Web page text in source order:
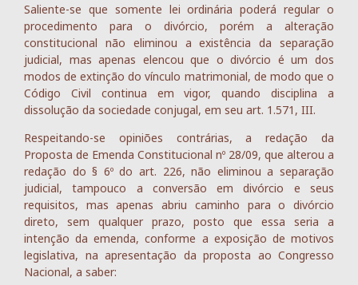
Saliente-se que somente lei ordinária poderá regular o
procedimento para o divórcio, porém a alteração
constitucional não eliminou a existência da separação
judicial, mas apenas elencou que o divórcio é um dos
modos de extinção do vínculo matrimonial, de modo que o
Código Civil continua em vigor, quando disciplina a
dissolução da sociedade conjugal, em seu art. 1.571, III.
Respeitando-se opiniões contrárias, a redação da
Proposta de Emenda Constitucional nº 28/09, que alterou a
redação do § 6º do art. 226, não eliminou a separação
judicial, tampouco a conversão em divórcio e seus
requisitos, mas apenas abriu caminho para o divórcio
direto, sem qualquer prazo, posto que essa seria a
intenção da emenda, conforme a exposição de motivos
legislativa, na apresentação da proposta ao Congresso
Nacional, a saber: